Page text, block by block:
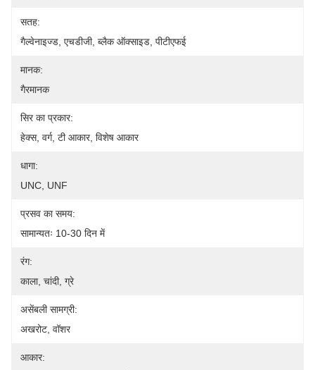
सतह:
गैल्वेनाइज्ड, एचडीजी, ब्लैक ऑक्साइड, पीटीएफई
मानक:
गैरमानक
सिर का प्रकार:
हेक्स, वर्ग, टी आकार, विशेष आकार
धागा:
UNC, UNF
प्रसव का समय:
सामान्यतः 10-30 दिन में
रंग:
काला, चांदी, ग्रे
असेंबली सामग्री:
अखरोट, वॉशर
आकार: